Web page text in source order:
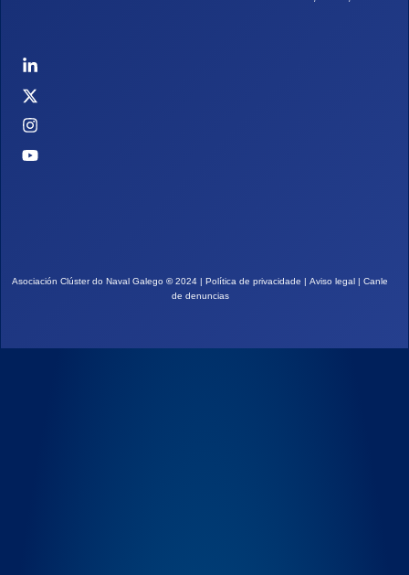
Asociación Clúster do Naval Galego ©2024 | Política de privacidade Aviso legal
Canle
de denuncias